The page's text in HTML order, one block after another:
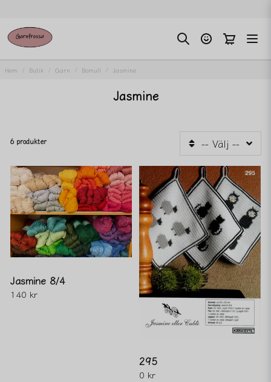
Hem Butik Garn Bomull Jasmine
Jasmine
6 produkter -- Välj --
Jasmine 8/4
140 kr
295
0 kr